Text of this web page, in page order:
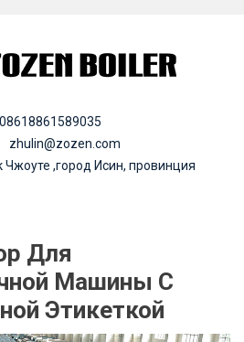
zhulin@zozen.com
Чжоуте ,город Исин, провинция
Для
Машины С
Этикеткой